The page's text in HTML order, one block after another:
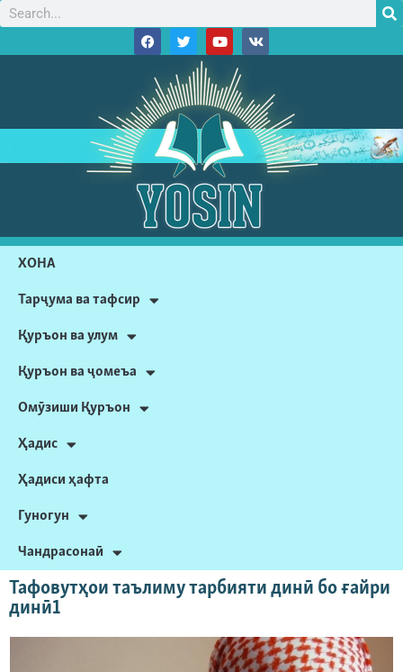
ХОНА
Тарҷума ва тафсир
Қуръон ва улум
Қуръон ва ҷомеъа
Омӯзиши Қуръон
Ҳадис
Ҳадиси ҳафта
Гуногун
Чандрасонаӣ
Тафовутҳои таълиму тарбияти динӣ бо ғайри
динӣ1